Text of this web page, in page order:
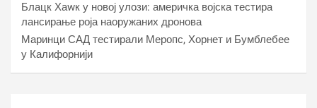
Блацк Хаwк у новој улози: америчка војска тестира
лансирање роја наоружаних дронова
Маринци САД тестирали Меропс, Хорнет и Бумблебее
у Калифорнији